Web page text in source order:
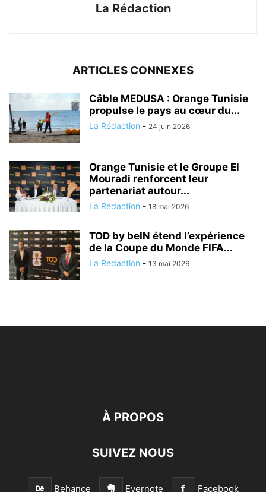
La Rédaction
ARTICLES CONNEXES
Câble MEDUSA : Orange Tunisie
propulse le pays au cœur du...
La Rédaction - 24 juin 2026
Orange Tunisie et le Groupe El
Mouradi renforcent leur
partenariat autour...
La Rédaction - 18 mai 2026
TOD by beIN étend l’expérience
de la Coupe du Monde FIFA...
La Rédaction - 13 mai 2026
À PROPOS
SUIVEZ NOUS
Behance Evernote Facebook